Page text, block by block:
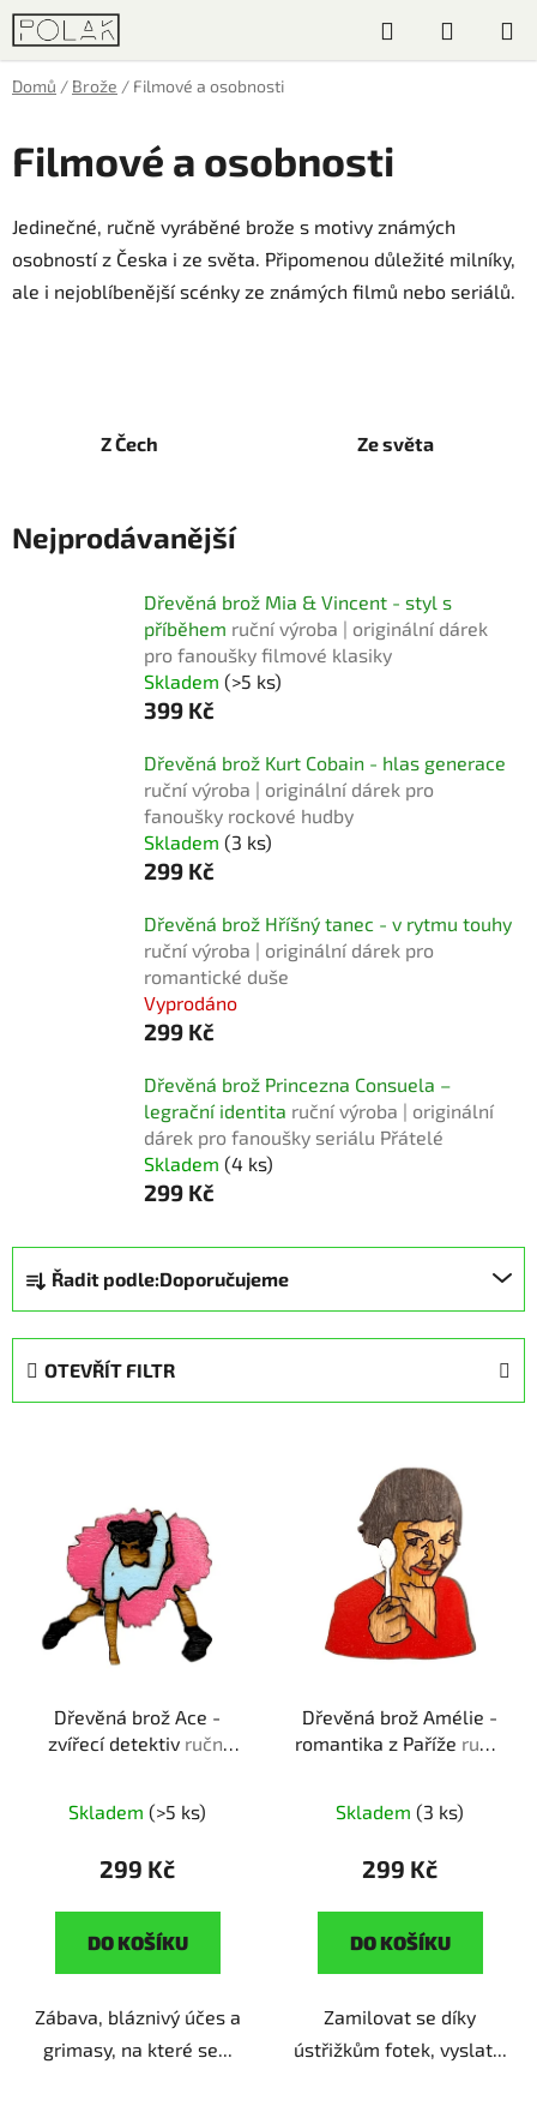
Přejít
obsah
Hledat
KOŠÍK
Domů / Brože / Filmové a osobnosti
Filmové a osobnosti
Jedinečné, ručně vyráběné brože s motivy známých
osobností z Česka i ze světa. Připomenou důležité milníky,
ale i nejoblíbenější scénky ze známých filmů nebo seriálů.
Z Čech Ze světa
Nejprodávanější
Dřevěná brož Mia & Vincent - styl s
příběhem ruční výroba | originální dárek
pro fanoušky filmové klasiky
Skladem (>5 ks)
399 Kč
Dřevěná brož Kurt Cobain - hlas generace
ruční výroba | originální dárek pro
fanoušky rockové hudby
Skladem (3 ks)
299 Kč
Dřevěná brož Hříšný tanec - v rytmu touhy
ruční výroba | originální dárek pro
romantické duše
Vyprodáno
299 Kč
Dřevěná brož Princezna Consuela –
legrační identita ruční výroba | originální
dárek pro fanoušky seriálu Přátelé
Skladem (4 ks)
299 Kč
Ř
a
z
Řadit podle:Doporučujeme
OTEVŘÍT FILTR
Dřevěná brož Ace -
zvířecí detektiv ruční
devadesátkových
Skladem (>5 ks)
299 Kč
DO KOŠÍKU
Zábava, bláznivý účes a
grimasy, na které se...
Dřevěná brož Amélie -
romantika z Paříže ruční
romantiky
Skladem (3 ks)
299 Kč
DO KOŠÍKU
Zamilovat se díky
ústřižkům fotek, vyslat...